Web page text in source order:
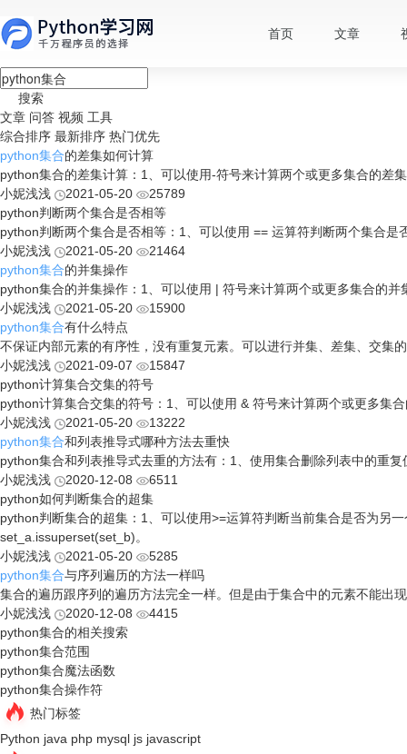
首页 文章
搜索
文章 问答 视频 工具
综合排序 最新排序 热门优先
python集合的差集如何计算
python集合的差集计算：1、可以使用-符号来计算两个或更多集合的
小妮浅浅
2021-05-20
25789
python判断两个集合是否相等
python判断两个集合是否相等：1、可以使用 == 运算符判断两个集合
小妮浅浅
2021-05-20
21464
python集合的并集操作
python集合的并集操作：1、可以使用 | 符号来计算两个或更多集合的
小妮浅浅
2021-05-20
15900
python集合有什么特点
不保证内部元素的有序性，没有重复元素。可以进行并集、差集、交集
小妮浅浅
2021-09-07
15847
python计算集合交集的符号
python计算集合交集的符号：1、可以使用 & 符号来计算两个或更多集
小妮浅浅
2021-05-20
13222
python集合和列表推导式哪种方法去重快
python集合和列表推导式去重的方法有：1、使用集合删除列表中的重
小妮浅浅
2020-12-08
6511
python如何判断集合的超集
python判断集合的超集：1、可以使用>=运算符判断当前集合是否为另
set_a.issuperset(set_b)。
小妮浅浅
2021-05-20
5285
python集合与序列遍历的方法一样吗
集合的遍历跟序列的遍历方法完全一样。但是由于集合中的元素不能出
小妮浅浅
2020-12-08
4415
python集合的相关搜索
python集合范围
python集合魔法函数
python集合操作符
热门标签
Python java php mysql js javascript